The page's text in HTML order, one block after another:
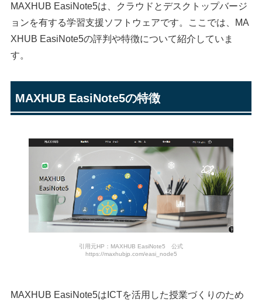
MAXHUB EasiNote5は、クラウドとデスクトップバージ
ョンを有する学習支援ソフトウェアです。ここでは、MA
XHUB EasiNote5の評判や特徴について紹介していま
す。
MAXHUB EasiNote5の特徴
引用元HP：MAXHUB EasiNote5 公式
https://maxhubjp.com/easi_node5
MAXHUB EasiNote5はICTを活用した授業づくりのため